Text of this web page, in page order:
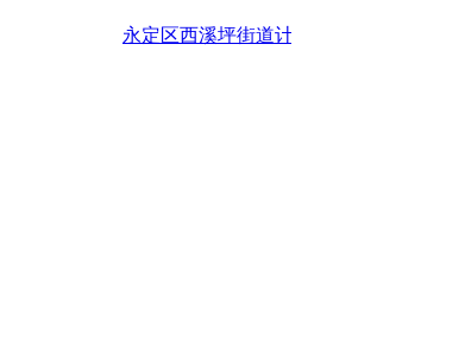
永定区西溪坪街道计生协“暖心家园”暖民心